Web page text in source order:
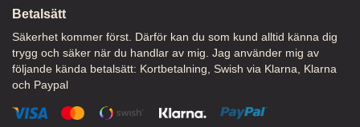
Betalsätt
Säkerhet kommer först. Därför kan du som kund alltid känna dig
trygg och säker när du handlar av mig. Jag använder mig av
följande kända betalsätt: Kortbetalning, Swish via Klarna, Klarna
och Paypal